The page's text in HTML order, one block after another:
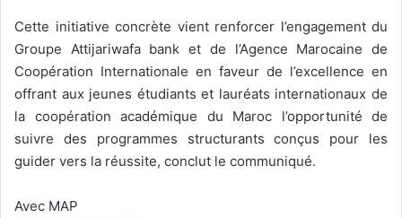
Cette initiative concrète vient renforcer l’engagement du
Groupe Attijariwafa bank et de l’Agence Marocaine de
Coopération Internationale en faveur de l’excellence en
offrant aux jeunes étudiants et lauréats internationaux de
la coopération académique du Maroc l’opportunité de
suivre des programmes structurants conçus pour les
guider vers la réussite, conclut le communiqué.
Avec MAP